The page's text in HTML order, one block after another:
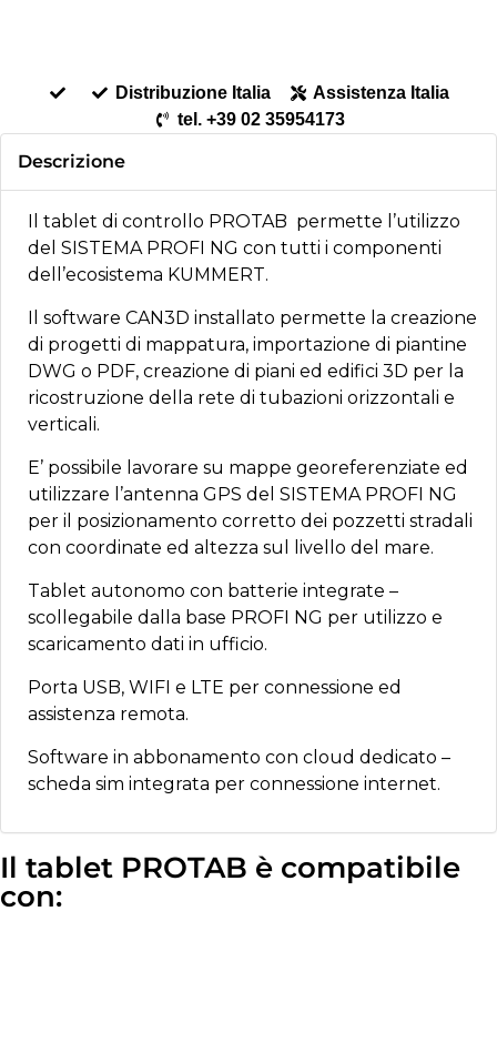
Distribuzione Italia
Assistenza Italia
tel. +39 02 35954173
Descrizione
Il tablet di controllo PROTAB permette l’utilizzo
del SISTEMA PROFI NG con tutti i componenti
dell’ecosistema KUMMERT.
Il software CAN3D installato permette la creazione
di progetti di mappatura, importazione di piantine
DWG o PDF, creazione di piani ed edifici 3D per la
ricostruzione della rete di tubazioni orizzontali e
verticali.
E’ possibile lavorare su mappe georeferenziate ed
utilizzare l’antenna GPS del SISTEMA PROFI NG
per il posizionamento corretto dei pozzetti stradali
con coordinate ed altezza sul livello del mare.
Tablet autonomo con batterie integrate –
scollegabile dalla base PROFI NG per utilizzo e
scaricamento dati in ufficio.
Porta USB, WIFI e LTE per connessione ed
assistenza remota.
Software in abbonamento con cloud dedicato –
scheda sim integrata per connessione internet.
Il tablet PROTAB è compatibile
con: